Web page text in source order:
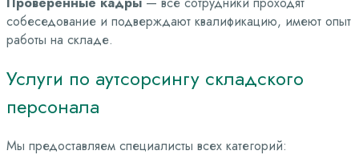
собеседование и подверждают квалификацию, имеют опыт
работы на складе.
Услуги по аутсорсингу складского
персонала
Мы предоставляем специалисты всех категорий: